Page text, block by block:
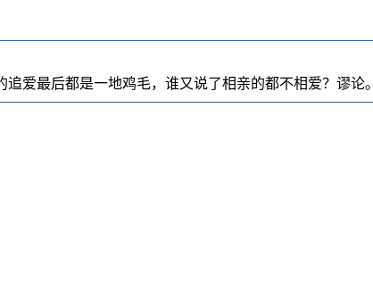
爱最后都是一地鸡毛，谁又说了相亲的都不相爱？谬论。